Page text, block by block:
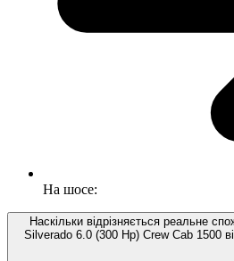
На шосе:
Наскільки відрізняється реальне
Silverado 6.0 (300 Hp) Crew Cab 1500